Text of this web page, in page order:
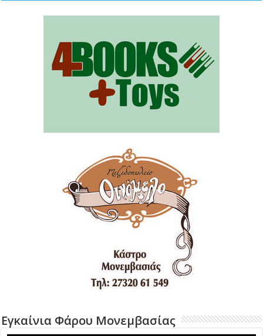
Εγκαίνια Φάρου Μονεμβασίας